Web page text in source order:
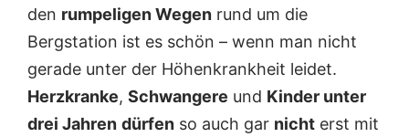
den rumpeligen Wegen rund um die
Bergstation ist es schön – wenn man nicht
gerade unter der Höhenkrankheit leidet.
Herzkranke, Schwangere und Kinder unter
drei Jahren dürfen so auch gar nicht erst mit